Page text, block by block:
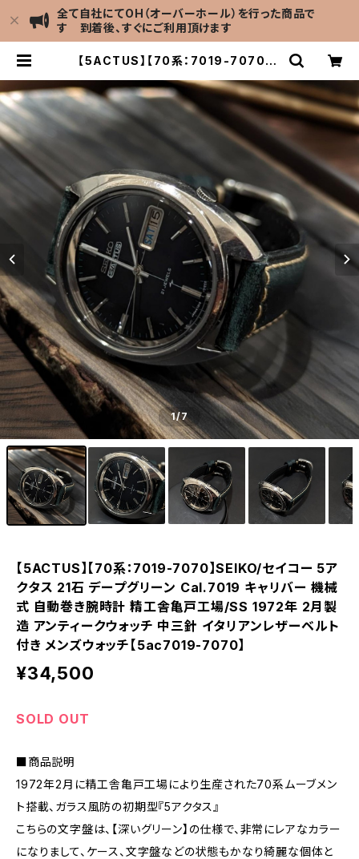
全て自社にてOH（オーバーホール）を行った商品で
す 到着後、すぐにご利用頂けます
【5ACTUS】【70系：7019-7070】S
プグリーン Cal.7019 キャリバー 機
械式 自動巻き腕時計 精工舎亀戸工
場/SS 1972年 2月製造 アンティー
クウォッチ 中三針 イタリアンレザー
ベルト付き メンズウォッチ【5ac701
9-7070】 | LEVEL7 Antique Wa
1/7
【5ACTUS】【70系：7019-7070】SEIKO/セイコー 5ア
クタス 21石 デープグリーン Cal.7019 キャリバー 機械
式 自動巻き腕時計 精工舎亀戸工場/SS 1972年 2月製
造 アンティークウォッチ 中三針 イタリアンレザーベルト
付き メンズウォッチ【5ac7019-7070】
¥34,500
SOLD OUT
■商品説明
1972年2月に精工舎亀戸工場により生産された70系ムーブメン
ト搭載、ガラス風防の初期型『5アクタス』
こちらの文字盤は、【深いグリーン】の仕様で、非常にレアなカラー
になりまして、ケース、文字盤などの状態もかなり綺麗な個体と